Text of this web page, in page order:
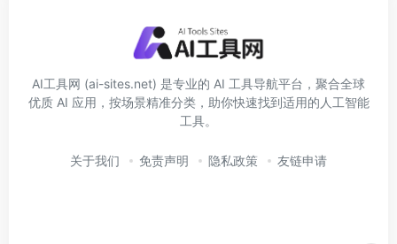
AI工具网 (ai-sites.net) 是专业的 AI 工具导航平台，聚合全球
优质 AI 应用，按场景精准分类，助你快速找到适用的人工智能
工具。
关于我们 免责声明 隐私政策 友链申请